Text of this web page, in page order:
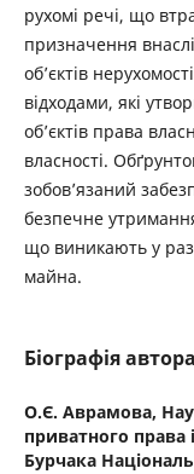
рухомі речі, що
призначення
об’єктів
відходами, які
об’єктів права
власності.
зобов’язаний
безпечне
що виникають у
майна.
Біографія автора
О.Є. Аврамова,
приватного права
Бурчака